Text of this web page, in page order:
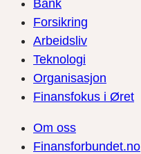
Bank
Forsikring
Arbeidsliv
Teknologi
Organisasjon
Finansfokus i Øret
Om oss
Finansforbundet.no